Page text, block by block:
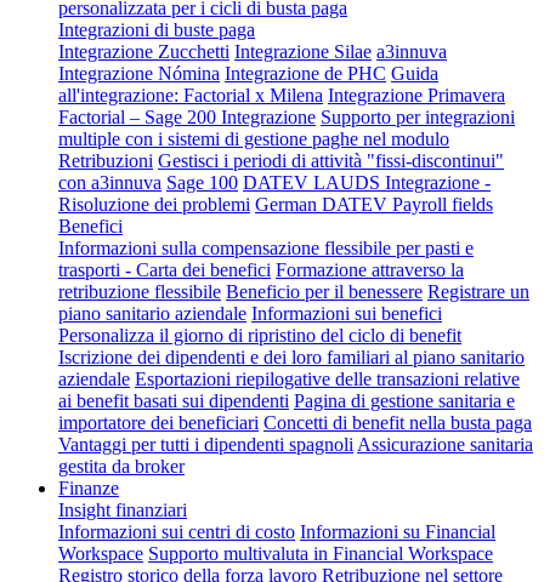
personalizzata per i cicli di busta paga
Integrazioni di buste paga
Integrazione Zucchetti Integrazione Silae a3innuva
Integrazione Nómina Integrazione de PHC Guida
all'integrazione: Factorial x Milena Integrazione Primavera
Factorial – Sage 200 Integrazione Supporto per integrazioni
multiple con i sistemi di gestione paghe nel modulo
Retribuzioni Gestisci i periodi di attività "fissi-discontinui"
con a3innuva Sage 100 DATEV LAUDS Integrazione -
Risoluzione dei problemi German DATEV Payroll fields
Benefici
Informazioni sulla compensazione flessibile per pasti e
trasporti - Carta dei benefici Formazione attraverso la
retribuzione flessibile Beneficio per il benessere Registrare un
piano sanitario aziendale Informazioni sui benefici
Personalizza il giorno di ripristino del ciclo di benefit
Iscrizione dei dipendenti e dei loro familiari al piano sanitario
aziendale Esportazioni riepilogative delle transazioni relative
ai benefit basati sui dipendenti Pagina di gestione sanitaria e
importatore dei beneficiari Concetti di benefit nella busta paga
Vantaggi per tutti i dipendenti spagnoli Assicurazione sanitaria
gestita da broker
Finanze
Insight finanziari
Informazioni sui centri di costo Informazioni su Financial
Workspace Supporto multivaluta in Financial Workspace
Registro storico della forza lavoro Retribuzione nel settore